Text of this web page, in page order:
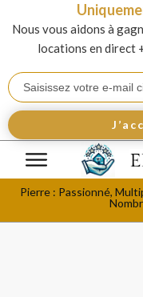
Nous vous aidons à
locations en direct
Pierre : Passionné,